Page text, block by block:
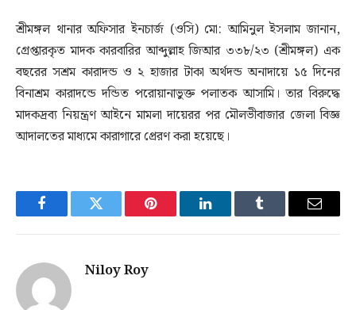
শ্রীমঙ্গল থানার অফিসার ইনচার্জ (ওসি) মো: আমিনুল ইসলাম জানান,
গ্রেপ্তারকৃত মাদক কারবারির আব্দুল্লাহ জিআর ৩৩৮/২৩ (শ্রীমঙ্গল) এক
বছরের সশ্রম কারাদন্ড ও ২ হাজার টাকা অর্থদন্ড অনাদায়ে ১৫ দিনের
বিনাশ্রম কারাদন্ডে দন্ডিত পরোয়ানাভুক্ত পলাতক আসামি। তার বিরুদ্ধে
মাদকদ্রব্য নিয়ন্ত্রণ আইনে মামলা দায়েরর পর মৌলভীবাজার জেলা বিজ্ঞ
আদালতের মাধ্যমে কারাগারে প্রেরণ করা হয়েছে।
FacebookTwitter Pinterest LinkedInTumblr Email
Niloy Roy